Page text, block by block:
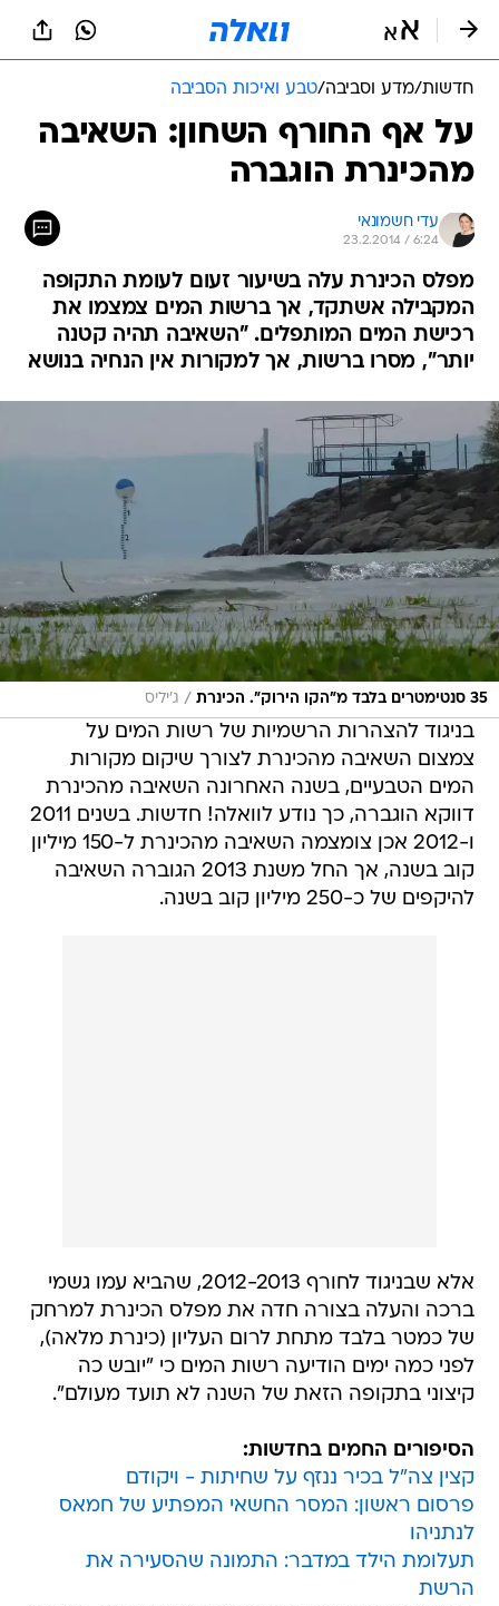
חדשות/מדע וסביבה/טבע ואיכות הסביבה
על אף החורף השחון: השאיבה
מהכינרת הוגברה
עדי חשמונאי
23.2.2014 / 6:24
מפלס הכינרת עלה בשיעור זעום לעומת התקופה
המקבילה אשתקד, אך ברשות המים צמצמו את
רכישת המים המותפלים. "השאיבה תהיה קטנה
יותר", מסרו ברשות, אך למקורות אין הנחיה בנושא
35 סנטימטרים בלבד מ"הקו הירוק". הכינרת / ג'יליס
בניגוד להצהרות הרשמיות של רשות המים על
צמצום השאיבה מהכינרת לצורך שיקום מקורות
המים הטבעיים, בשנה האחרונה השאיבה מהכינרת
דווקא הוגברה, כך נודע לוואלה! חדשות. בשנים 2011
ו-2012 אכן צומצמה השאיבה מהכינרת ל-150 מיליון
קוב בשנה, אך החל משנת 2013 הגוברה השאיבה
להיקפים של כ-250 מיליון קוב בשנה.
אלא שבניגוד לחורף 2012-2013, שהביא עמו גשמי
ברכה והעלה בצורה חדה את מפלס הכינרת למרחק
של כמטר בלבד מתחת לרום העליון (כינרת מלאה),
לפני כמה ימים הודיעה רשות המים כי "יובש כה
קיצוני בתקופה הזאת של השנה לא תועד מעולם".
הסיפורים החמים בחדשות:
קצין צה"ל בכיר ננזף על שחיתות - ויקודם
פרסום ראשון: המסר החשאי המפתיע של חמאס
לנתניהו
תעלומת הילד במדבר: התמונה שהסעירה את
הרשת